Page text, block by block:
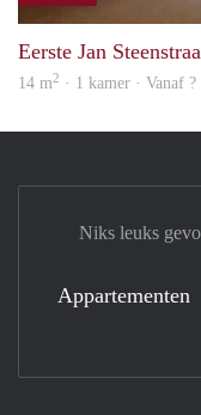
Eerste Jan
14 m2 · 1 kamer · Vanaf
Niks leuks
Appartementen